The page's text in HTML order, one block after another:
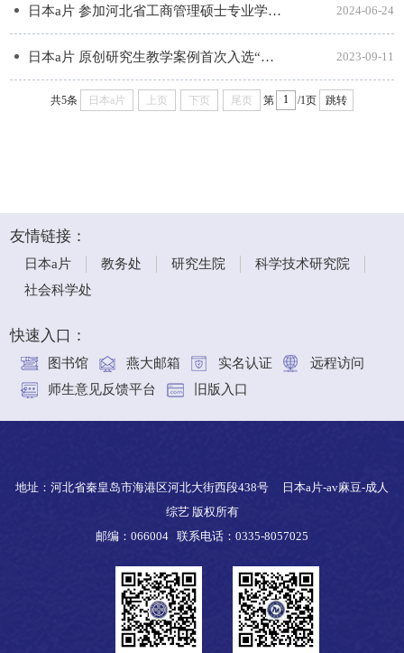
日本a片 参加河北省工商管理硕士专业学位研究生(MBA)培养院校工作研讨会 2024-06-24
日本a片 原创研究生教学案例首次入选“全国百篇优秀管理案例” 2023-09-11
共5条 日本a片 上页 下页 尾页 第 /1页 跳转
友情链接：
日本a片 教务处 研究生院
科学技术研究院
社会科学处
快速入口：
图书馆 燕大邮箱 实名认证
远程访问
师生意见反馈平台
旧版入口
地址：河北省秦皇岛市海港区河北大街西段438号 日本a片-av麻豆-成人
综艺 版权所有
邮编：066004 联系电话：0335-8057025